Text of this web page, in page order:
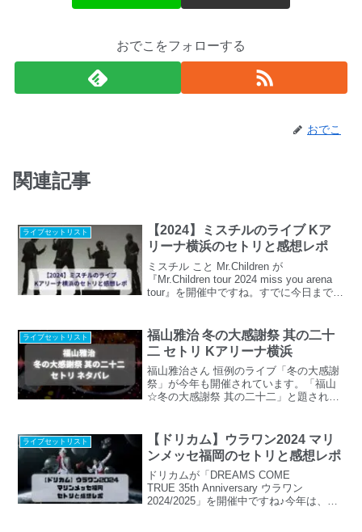
おでこをフォローする
おでこ
関連記事
ライブセットリスト
【2024】ミスチルのライブ Kア
リーナ横浜のセトリと感想レポ
ミスチル こと Mr.Children が
『Mr.Children tour 2024 miss you arena
tour』を開催中ですね。すでに今日までに
27日（日）には追加公演が決定したKア
リーナ横浜でのライブがあります。楽し
みですね♪今回は【2024】ミスチルのライ
ブ Kアリーナ横浜のセトリと感想レポと
題して、気になるセットリストやライブ
の感想をチェックしてみたいと思いま
ライブセットリスト
福山雅治 冬の大感謝祭 其の二十
二 セトリ Kアリーナ横浜
福山雅治さん 恒例のライブ「冬の大感謝
祭」が今年も開催されています。「福山
☆冬の大感謝祭 其の二十二」と題された
ブは年末の楽しみですよね。毎年 神セト
リで観客を魅了する福山雅治さんの冬の
大感謝祭。今年の冬の大感謝祭は、どん
なセトリなのか気になります。この記事
では【福山雅治 冬の大感謝祭 其の二十二
セトリ Kアリーナ横浜】と題して、福山
ライブセットリスト
【ドリカム】ウラワン2024 マリ
ンメッセ福岡のセトリと感想レポ
ドリカムが「DREAMS COME
TRUE 35th Anniversary ウラワン
2024/2025」を開催中ですね♪今年は、ド